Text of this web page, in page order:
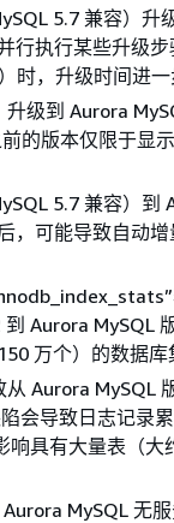
5.7 兼容）升
行执行某些升级
，升级时间进一
级到 Aurora
的版本仅限于显
5.7 兼容）到
，可能导致自动
Aurora MySQL
万个）的数据库
Aurora MySQL
会导致日志记录
具有大量表（大
MySQL 无